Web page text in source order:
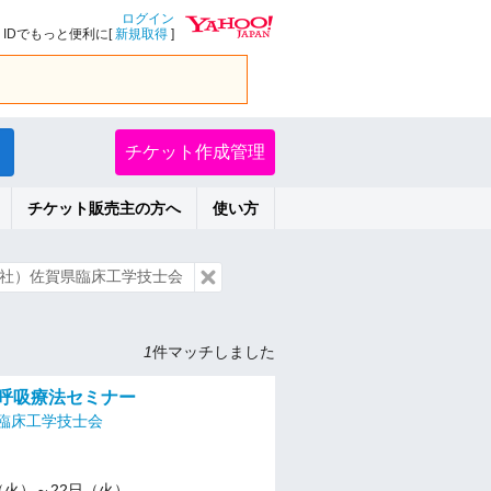
ログイン
IDでもっと便利に[新規取得 ]
チケット作成管理
チケット販売主の方へ 使い方
）佐賀県臨床工学技士会
1件マッチしました
吸療法セミナー
床工学技士会